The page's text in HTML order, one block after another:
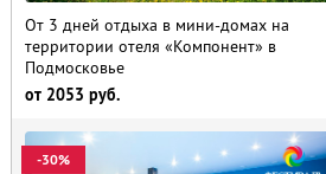
От 3 дней отдыха в мини-домах на
территории отеля «Компонент» в
Подмосковье
от 2053 руб.
-30%